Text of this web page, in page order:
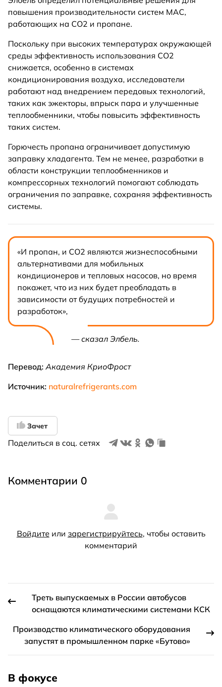
повышения производительности систем MAC,
работающих на CO2 и пропане.
Поскольку при высоких температурах окружающей
среды эффективность использования CO2
снижается, особенно в системах
кондиционирования воздуха, исследователи
работают над внедрением передовых технологий,
таких как эжекторы, впрыск пара и улучшенные
теплообменники, чтобы повысить эффективность
таких систем.
Горючесть пропана ограничивает допустимую
заправку хладагента. Тем не менее, разработки в
области конструкции теплообменников и
компрессорных технологий помогают соблюдать
ограничения по заправке, сохраняя эффективность
системы.
«И пропан, и CO2 являются жизнеспособными
альтернативами для мобильных
кондиционеров и тепловых насосов, но время
покажет, что из них будет преобладать в
зависимости от будущих потребностей и
разработок»,
— сказал Элбель.
Перевод: Академия КриоФрост
Источник: naturalrefrigerants.com
Зачет
Поделиться в соц. сетях
Комментарии 0
Войдите или зарегистрируйтесь, чтобы оставить
комментарий
Треть выпускаемых в России автобусов
оснащаются климатическими системами КСК
Производство климатического оборудования
запустят в промышленном парке «Бутово»
В фокусе